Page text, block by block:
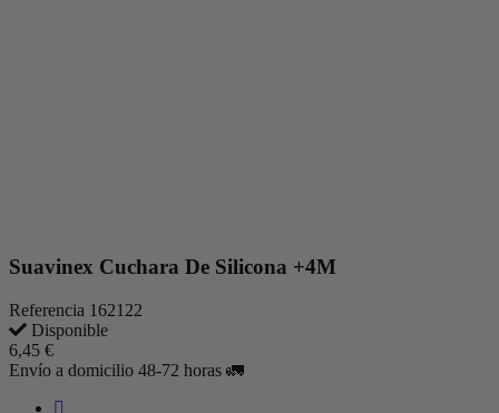
Suavinex Cuchara De Silicona +4M
Referencia 162122
Disponible
6,45 €
Envío a domicilio 48-72 horas 🚛